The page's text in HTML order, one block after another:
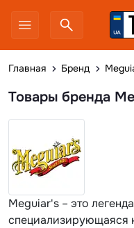
Главная Бренд
Товары бренда
Meguiar's – это
специализирующаяся